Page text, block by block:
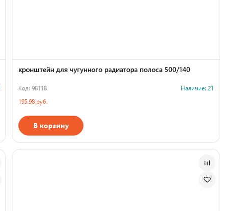
кронштейн для чугунного радиатора полоса 500/140
Код: 98118
Наличие: 21
195.98 руб.
В корзину